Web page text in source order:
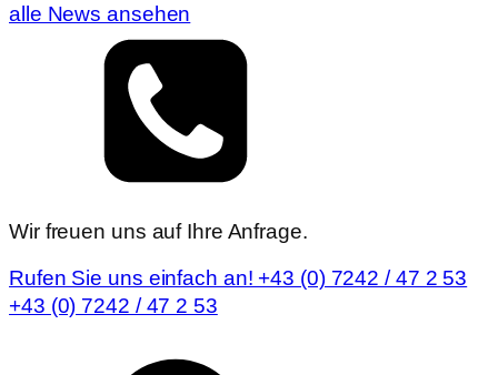
alle News ansehen
Wir freuen uns auf Ihre Anfrage.
Rufen Sie uns einfach an! +43 (0) 7242 / 47 2 53
+43 (0) 7242 / 47 2 53